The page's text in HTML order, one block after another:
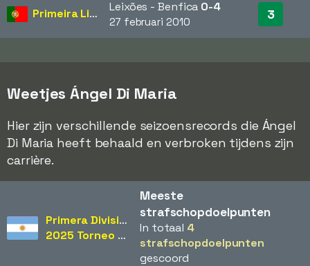
Primeira Liga Leixões - Benfica 0-4
27 februari 2010 3
Weetjes Ángel Di Maria
Hier zijn verschillende seizoensrecords die Ángel
Di Maria heeft behaald en verbroken tijdens zijn
carrière.
Primera División
2025 Torneo Clausura
Meeste
strafschopdoelpunten
In totaal 4
strafschopdoelpunten
gescoord